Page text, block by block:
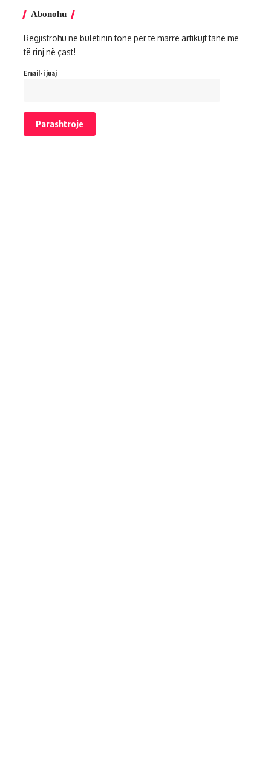
Abonohu
Regjistrohu në buletinin tonë për të marrë artikujt tanë më
të rinj në çast!
Email-i juaj